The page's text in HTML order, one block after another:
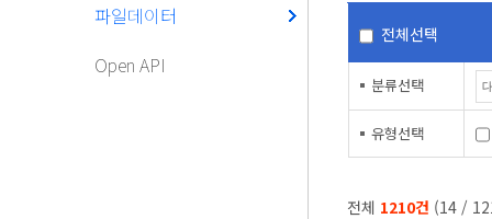
파일데이터
Open API
전체선택
분류선택
유형선택
전체 1210건 (14 /